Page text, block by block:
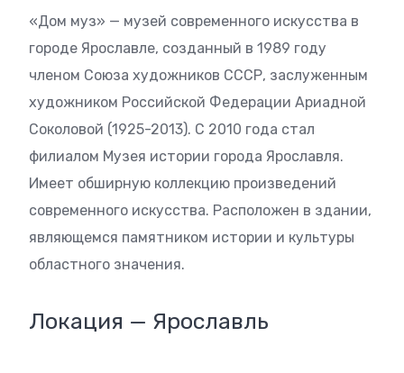
«Дом муз» — музей современного искусства в
городе Ярославле, созданный в 1989 году
членом Союза художников СССР, заслуженным
художником Российской Федерации Ариадной
Соколовой (1925-2013). С 2010 года стал
филиалом Музея истории города Ярославля.
Имеет обширную коллекцию произведений
современного искусства. Расположен в здании,
являющемся памятником истории и культуры
областного значения.
Локация — Ярославль